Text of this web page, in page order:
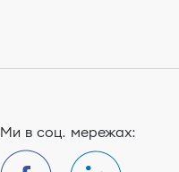
Ми в соц. мережах: